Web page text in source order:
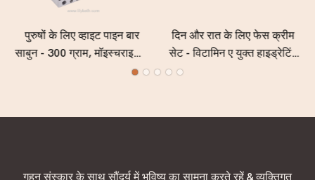
पुरुषों के लिए व्हाइट पाइन बार
साबुन - 300 ग्राम, मॉइस्चराइजिंग
और डीप क्लींजिंग वाला पुरुषों का
दिन और रात के लिए फेस क्रीम
सेट - विटामिन ए युक्त हाइड्रेटिंग
डे क्रीम और कोलेजन युक्त